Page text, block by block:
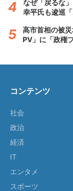
なぜ「戻るな
幸平氏も逡巡
高市首相の被
PV」に「政権
コンテンツ
社会
政治
経済
IT
エンタメ
スポーツ